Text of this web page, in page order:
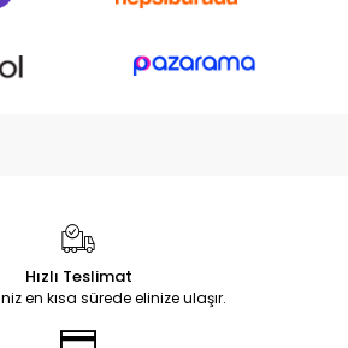
Hızlı Teslimat
en kısa sürede elinize ulaşır.